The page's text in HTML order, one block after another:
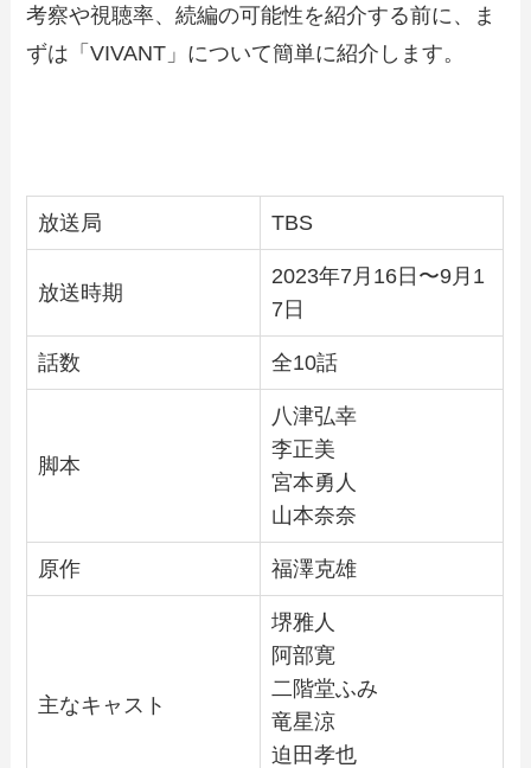
考察や視聴率、続編の可能性を紹介する前に、ま
ずは「VIVANT」について簡単に紹介します。
放送局 TBS
放送時期
2023年7月16日〜9月1
7日
話数 全10話
脚本
八津弘幸
李正美
宮本勇人
山本奈奈
原作 福澤克雄
主なキャスト
堺雅人
阿部寛
二階堂ふみ
竜星涼
迫田孝也